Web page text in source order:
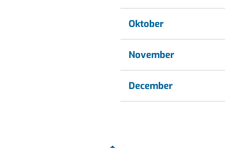
Oktober
November
December